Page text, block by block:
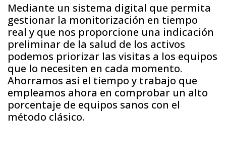
Mediante un sistema digital que permita
gestionar la monitorización en tiempo
real y que nos proporcione una indicación
preliminar de la salud de los activos
podemos priorizar las visitas a los equipos
que lo necesiten en cada momento.
Ahorramos así el tiempo y trabajo que
empleamos ahora en comprobar un alto
porcentaje de equipos sanos con el
método clásico.